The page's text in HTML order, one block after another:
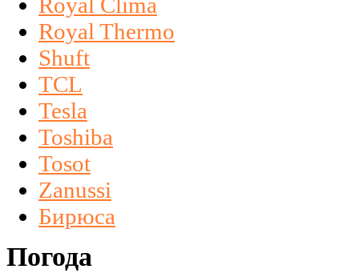
Royal Thermo
Shuft
TCL
Tesla
Toshiba
Tosot
Zanussi
Бирюса
Погода